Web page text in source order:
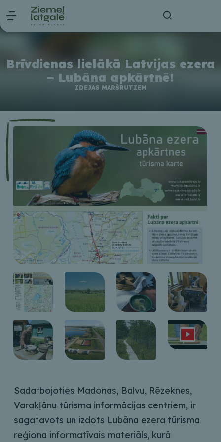
Brīvdienas lielākā Latvijas ezera
– Lubāna apkārtnē!
IDEJAS MARŠRUTIEM
Sadarbojoties Madonas, Balvu, Rēzeknes,
Varakļānu tūrisma informācijas centriem, ir
sagatavots un izdots Lubāna ezera tūrisma
reģiona informatīvais materiāls, kurā